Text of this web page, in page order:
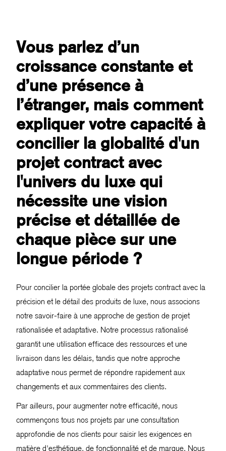
Vous parlez d’un
croissance constante et
d’une présence à
l’étranger, mais comment
expliquer votre capacité à
concilier la globalité d'un
projet contract avec
l'univers du luxe qui
nécessite une vision
précise et détaillée de
chaque pièce sur une
longue période ?
Pour concilier la portée globale des projets contract avec la
précision et le détail des produits de luxe, nous associons
notre savoir-faire à une approche de gestion de projet
rationalisée et adaptative. Notre processus rationalisé
garantit une utilisation efficace des ressources et une
livraison dans les délais, tandis que notre approche
adaptative nous permet de répondre rapidement aux
changements et aux commentaires des clients.
Par ailleurs, pour augmenter notre efficacité, nous
commençons tous nos projets par une consultation
approfondie de nos clients pour saisir les exigences en
matière d'esthétique, de fonctionnalité et de marque. Nous